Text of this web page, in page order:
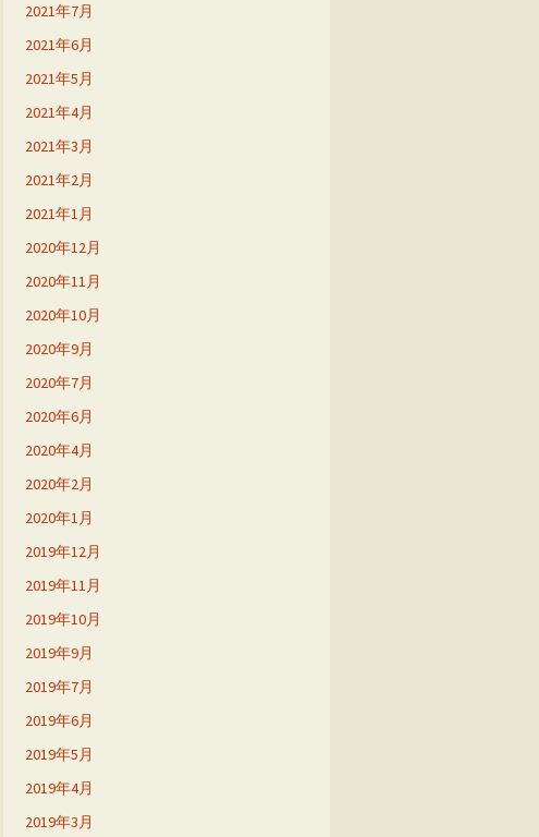
2021年7月
2021年6月
2021年5月
2021年4月
2021年3月
2021年2月
2021年1月
2020年12月
2020年11月
2020年10月
2020年9月
2020年7月
2020年6月
2020年4月
2020年2月
2020年1月
2019年12月
2019年11月
2019年10月
2019年9月
2019年7月
2019年6月
2019年5月
2019年4月
2019年3月